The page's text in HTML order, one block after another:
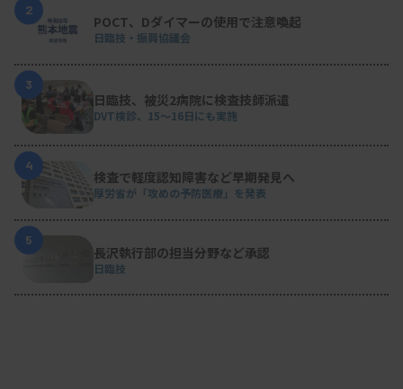
2
POCT、Dダイマーの使用で注意喚起
日臨技・振興協議会
3
日臨技、被災2病院に検査技師派遣
DVT検診、15～16日にも実施
4
検査で軽度認知障害など早期発見へ
厚労省が「攻めの予防医療」を発表
5
長沢執行部の担当分野など承認
日臨技